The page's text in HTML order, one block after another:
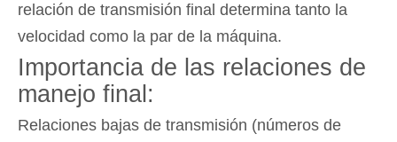
relación de transmisión final determina tanto la
velocidad como la par de la máquina.
Importancia de las relaciones de
manejo final:
Relaciones bajas de transmisión (números de